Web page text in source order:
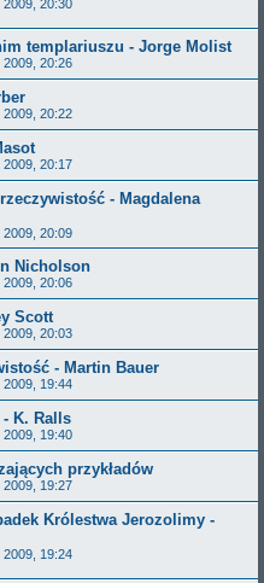
20:30
templariuszu - Jorge Molist
20:26
20:22
20:17
- Magdalena
20:09
Nicholson
20:06
Scott
20:03
- Martin Bauer
19:44
K. Ralls
19:40
przykładów
19:27
Królestwa Jerozolimy -
19:24